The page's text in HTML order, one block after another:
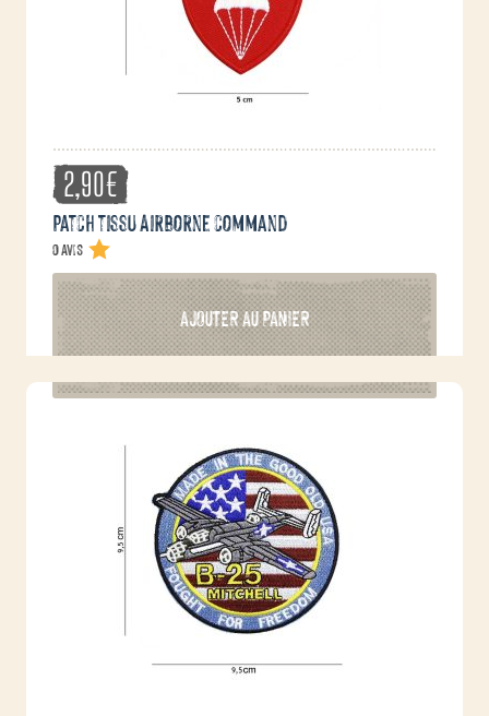
2,90€
Patch tissu Airborne command
0 avis
AJOUTER AU PANIER